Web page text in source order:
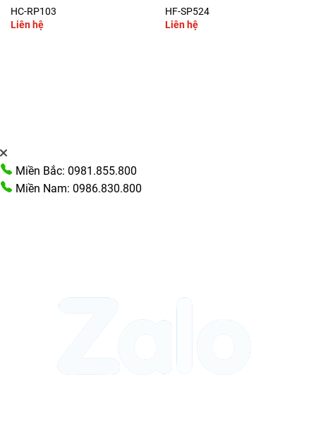
HC-RP103
Liên hệ
HF-SP524
Liên hệ
Miền Bắc: 0981.855.800
Miền Nam: 0986.830.800